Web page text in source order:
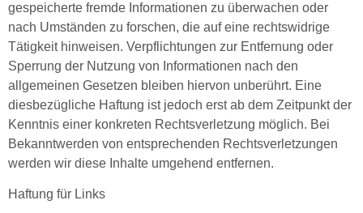
gespeicherte fremde Informationen zu überwachen oder
nach Umständen zu forschen, die auf eine rechtswidrige
Tätigkeit hinweisen. Verpflichtungen zur Entfernung oder
Sperrung der Nutzung von Informationen nach den
allgemeinen Gesetzen bleiben hiervon unberührt. Eine
diesbezügliche Haftung ist jedoch erst ab dem Zeitpunkt der
Kenntnis einer konkreten Rechtsverletzung möglich. Bei
Bekanntwerden von entsprechenden Rechtsverletzungen
werden wir diese Inhalte umgehend entfernen.
Haftung für Links